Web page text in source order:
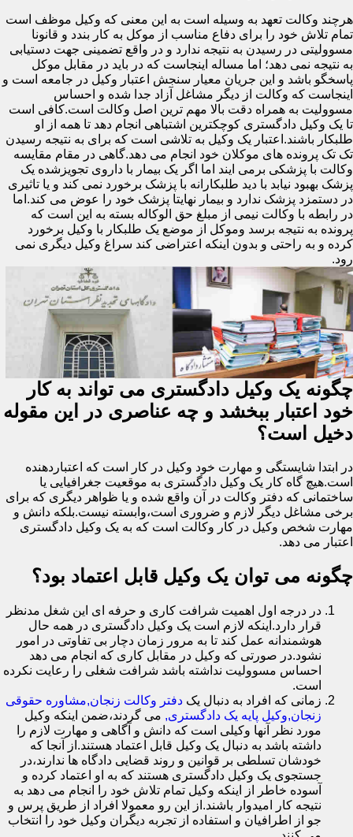
هرچند وکالت تعهد به وسیله است به این معنی که وکیل موظف است
تمام تلاش خود را برای دفاع مناسب از موکل به کار بندد و قانونا
مسوولیتی در رسیدن به نتیجه ندارد و در واقع تضمینی جهت دستیابی
به نتیجه نمی دهد؛ اما مساله اینجاست که در باید در مقابل موکل
پاسخگو باشد و این جریان معیار سنجش اعتبار وکیل در جامعه است و
اینجاست که وکالت از دیگر مشاغل آزاد جدا شده و احساس
مسوولیت به همراه دقت بالا مهم ترین اصل وکالت است.کافی است
تا یک وکیل دادگستری کوچکترین اشتباهی انجام دهد تا همه از او
طلبکار باشند.اعتبار یک وکیل به تلاشی است که برای به نتیجه رسیدن
تک تک پرونده های موکلان خود انجام می دهد.گاهی در مقام مقایسه
وکالت با پزشکی برمی ایند اما اگر یک بیمار با داروی تجویزشده یک
پزشک بهبود نیابد با دید طلبکارانه با پزشک برخورد نمی کند و یا تاثیری
در دستمزد پزشک ندارد و بیمار نهایتا پزشک خود را عوض می کند.اما
در رابطه با وکالت نیمی از مبلغ حق الوکاله بسته به این است که
پرونده به نتیجه برسد وموکل از موضع یک طلبکار با وکیل برخورد
کرده و به راحتی و بدون اینکه اعتراضی کند سراغ وکیل دیگری نمی
رود.
چگونه یک وکیل دادگستری می تواند به کار
خود اعتبار ببخشد و چه عناصری در این مقوله
دخیل است؟
در ابتدا شایستگی و مهارت خود وکیل در کار است که اعتباردهنده
است.هیچ گاه کار یک وکیل دادگستری به موقعیت جغرافیایی یا
ساختمانی که دفتر وکالت در آن واقع شده و یا ظواهر دیگری که برای
برخی مشاغل دیگر لازم و ضروری است،وابسته نیست.بلکه دانش و
مهارت شخص وکیل در کار وکالت است که به یک وکیل دادگستری
اعتبار می دهد.
چگونه می توان یک وکیل قابل اعتماد بود؟
در درجه اول اهمیت شرافت کاری و حرفه ای این شغل مدنظر
قرار دارد.اینکه لازم است یک وکیل دادگستری در همه حال
هوشمندانه عمل کند تا به مرور زمان دچار بی تفاوتی در امور
نشود.در صورتی که وکیل در مقابل کاری که انجام می دهد
احساس مسوولیت نداشته باشد شرافت شغلی را رعایت نکرده
است.
زمانی که افراد به دنبال یک دفتر وکالت زنجان,مشاوره حقوقی
زنجان,وکیل پایه یک دادگستری, می گردند،ضمن اینکه وکیل
مورد نظر آنها وکیلی است که دانش و آگاهی و مهارت لازم را
داشته باشد به دنبال یک وکیل قابل اعتماد هستند.از آنجا که
خودشان تسلطی بر قوانین و روند قضایی دادگاه ها ندارند،در
جستجوی یک وکیل دادگستری هستند که به او اعتماد کرده و
آسوده خاطر از اینکه وکیل تمام تلاش خود را انجام می دهد به
نتیجه کار امیدوار باشند.از این رو معمولا افراد از طریق پرس و
جو از اطرافیان و استفاده از تجربه دیگران وکیل خود را انتخاب